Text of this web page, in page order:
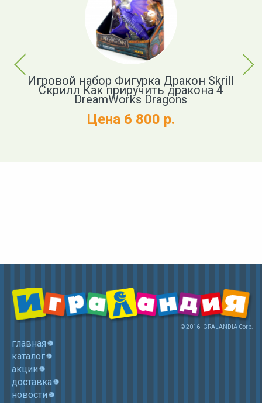
Previous
Игровой набор Фигурка Дракон Skrill
Скрилл Как приручить дракона 4
DreamWorks Dragons
Цена 6 800 р.
Next
© 2016 IGRALANDIA Corp.
главная
каталог
акции
доставка
новости